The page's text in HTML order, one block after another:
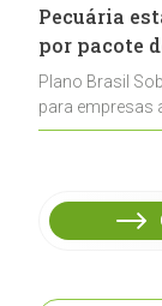
Pecuária
por pacote
Plano Brasil
para empresas
inclui a